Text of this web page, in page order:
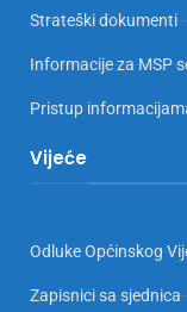
Strateški dokumenti
Informacije za MSP
Pristup
Vijeće
Odluke Općinskog
Zapisnici sa sjednica